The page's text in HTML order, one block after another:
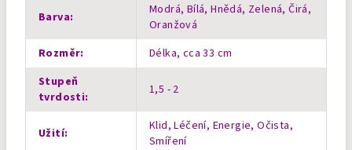
Barva:
Modrá, Bílá, Hnědá, Zelená, Čirá,
Oranžová
Rozměr:
Délka, cca 33 cm
Stupeň
tvrdosti: 1,5 - 2
Užití:
Klid, Léčení, Energie, Očista,
Smíření